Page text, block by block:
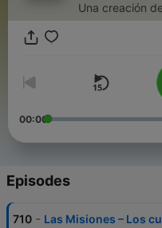
Una creación
00:00
Episodes
710 - Las Misiones – Los